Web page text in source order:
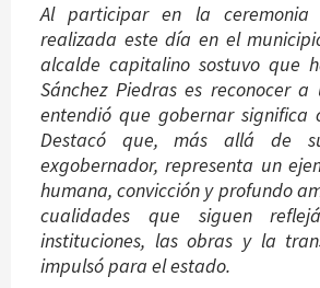
Al participar en la ceremonia
realizada este día en el
alcalde capitalino sostuvo que
Sánchez Piedras es reconocer
entendió que gobernar significa
Destacó que, más allá de
exgobernador, representa un
humana, convicción y profundo
cualidades que siguen
instituciones, las obras y la
impulsó para el estado.